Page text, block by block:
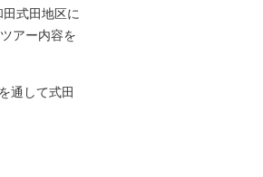
式田地区に
アー内容を
通して式田